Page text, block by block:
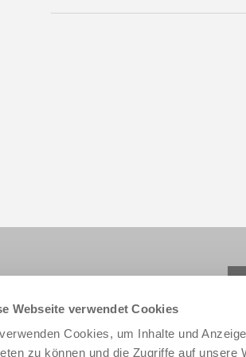
Webseite verwendet Cookies
Cookies, um Inhalte und
zu können und die Zugriffe auf
group.com